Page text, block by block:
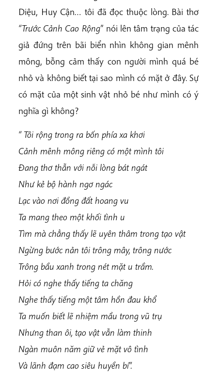
Diệu, Huy Cận… tôi đã đọc thuộc lòng. Bài thơ
“Trước Cảnh Cao Rộng” nói lên tâm trạng của tác
giả đứng trên bãi biển nhìn không gian mênh
mông, bỗng cảm thấy con người mình quá bé
nhỏ và không biết tại sao mình có mặt ở đây. Sự
có mặt của một sinh vật nhỏ bé như mình có ý
nghĩa gì không?
“ Tôi rộng trong ra bốn phía xa khơi
Cảnh mênh mông riêng có một mình tôi
Đang thơ thẫn với nỗi lòng bát ngát
Như kẻ bộ hành ngơ ngác
Lạc vào nơi đồng đất hoang vu
Ta mang theo một khối tình u
Tìm mà chẳng thấy lẽ uyên thâm trong tạo vật
Ngừng bước nản tôi trông mây, trông nước
Trông bầu xanh trong nét mặt u trầm.
Hỏi có nghe thấy tiếng ta chăng
Nghe thấy tiếng một tâm hồn đau khổ
Ta muốn biết lẽ nhiệm mầu trong vũ trụ
Nhưng than ôi, tạo vật vẫn làm thinh
Ngàn muôn năm giữ vẻ mặt vô tình
Và lãnh đạm cao siêu huyền bí”.